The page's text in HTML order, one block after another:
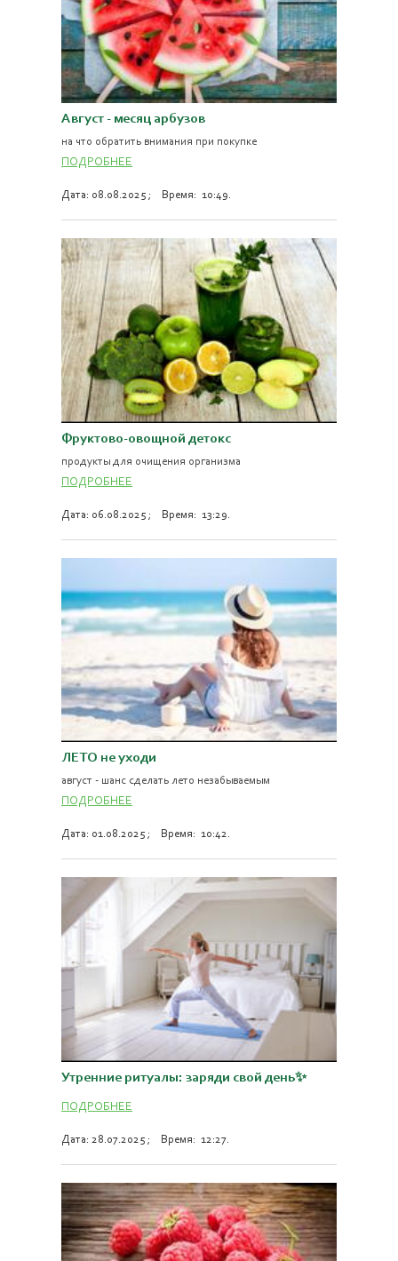
Август - месяц арбузов
на что обратить внимания при покупке
ПОДРОБНЕЕ
Дата: 08.08.2025 ; Время: 10:49.
Фруктово-овощной детокс
продукты для очищения организма
ПОДРОБНЕЕ
Дата: 06.08.2025 ; Время: 13:29.
ЛЕТО не уходи
август - шанс сделать лето незабываемым
ПОДРОБНЕЕ
Дата: 01.08.2025 ; Время: 10:42.
Утренние ритуалы: заряди свой день✨
ПОДРОБНЕЕ
Дата: 28.07.2025 ; Время: 12:27.